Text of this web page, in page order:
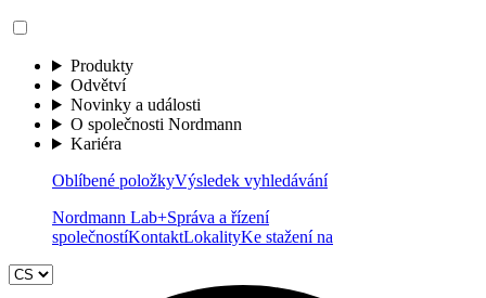
Produkty
Odvětví
Novinky a události
O společnosti Nordmann
Kariéra
Oblíbené položkyVýsledek vyhledávání
Nordmann Lab+Správa a řízení
společnostíKontaktLokalityKe stažení na